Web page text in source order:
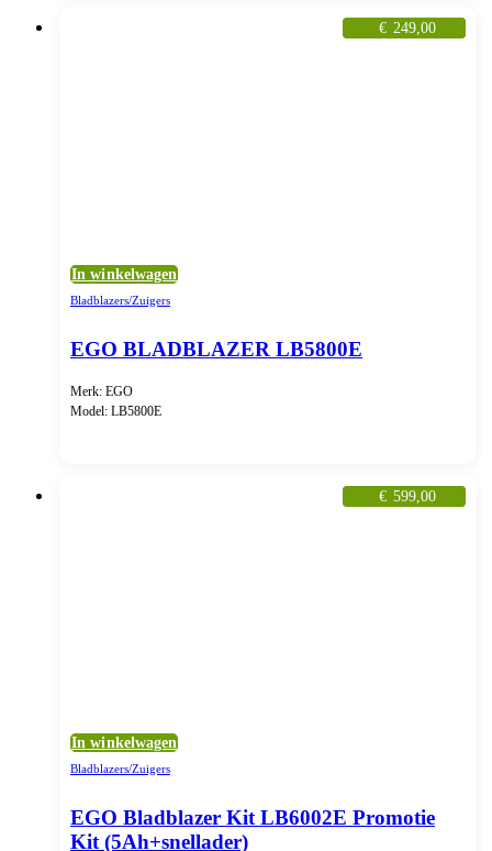
€ 249,00
In winkelwagen
Bladblazers/Zuigers
EGO BLADBLAZER LB5800E
Merk: EGO
Model: LB5800E
€ 599,00
In winkelwagen
Bladblazers/Zuigers
EGO Bladblazer Kit LB6002E Promotie
Kit (5Ah+snellader)